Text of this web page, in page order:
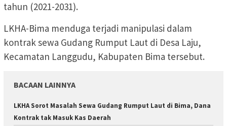
tahun (2021-2031).
LKHA-Bima menduga terjadi manipulasi dalam
kontrak sewa Gudang Rumput Laut di Desa Laju,
Kecamatan Langgudu, Kabupaten Bima tersebut.
BACAAN LAINNYA
LKHA Sorot Masalah Sewa Gudang Rumput Laut di Bima, Dana
Kontrak tak Masuk Kas Daerah